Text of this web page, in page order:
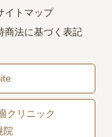
イトマップ
商法に基づく表記
クリニック
院